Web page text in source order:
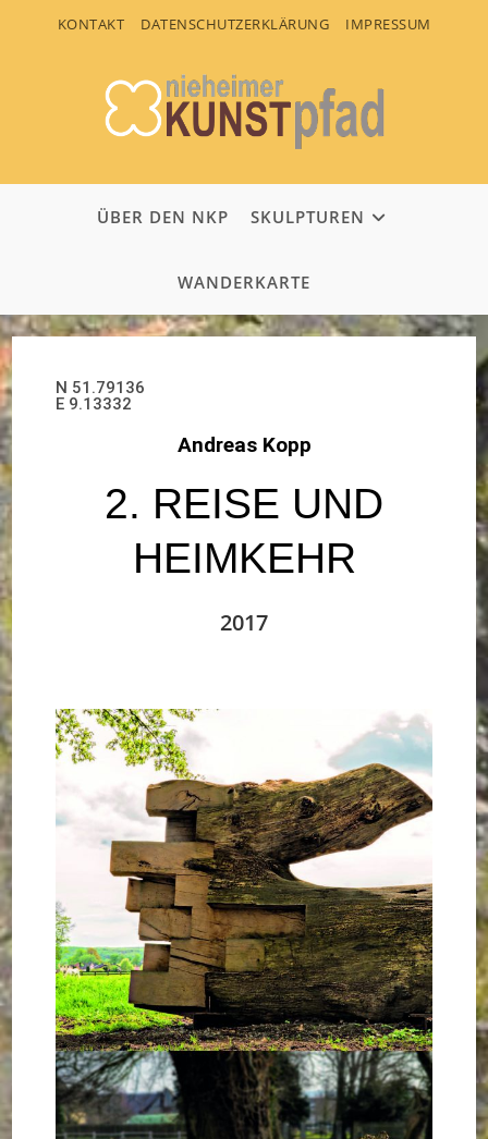
KONTAKT DATENSCHUTZERKLÄRUNG IMPRESSUM
ÜBER DEN NKP SKULPTUREN
WANDERKARTE
N 51.79136
E 9.13332
Andreas Kopp
2. REISE UND
HEIMKEHR
2017